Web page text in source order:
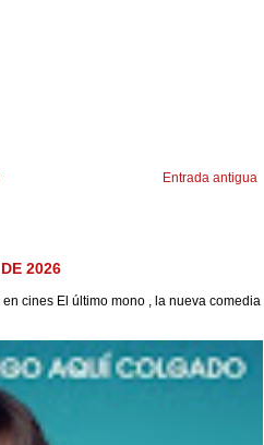
Entrada antigua
2026
cines El último mono , la nueva comedia